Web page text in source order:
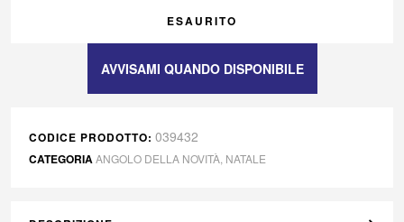
ESAURITO
CODICE PRODOTTO: 039432
CATEGORIAANGOLO DELLA NOVITÀ NATALE